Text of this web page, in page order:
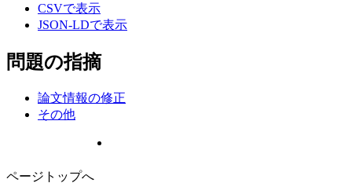
CSVで表示
JSON-LDで表示
問題の指摘
論文情報の修正
その他
ページトップへ